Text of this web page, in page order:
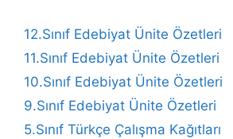
12.Sınıf Edebiyat Ünite Özetleri
11.Sınıf Edebiyat Ünite Özetleri
10.Sınıf Edebiyat Ünite Özetleri
9.Sınıf Edebiyat Ünite Özetleri
5.Sınıf Türkçe Çalışma Kağıtları